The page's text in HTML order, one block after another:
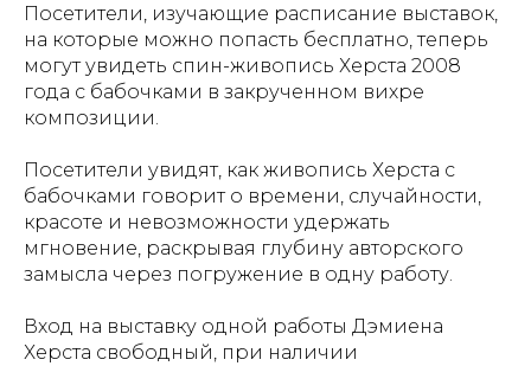
Посетители, изучающие расписание выставок,
на которые можно попасть бесплатно, теперь
могут увидеть спин-живопись Херста 2008
года с бабочками в закрученном вихре
композиции.
Посетители увидят, как живопись Херста с
бабочками говорит о времени, случайности,
красоте и невозможности удержать
мгновение, раскрывая глубину авторского
замысла через погружение в одну работу.
Вход на выставку одной работы Дэмиена
Херста свободный, при наличии